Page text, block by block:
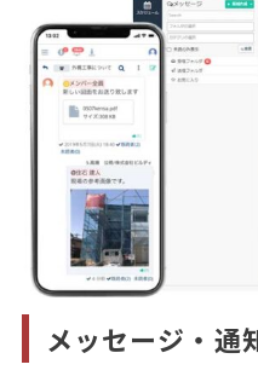
メッセージ・通